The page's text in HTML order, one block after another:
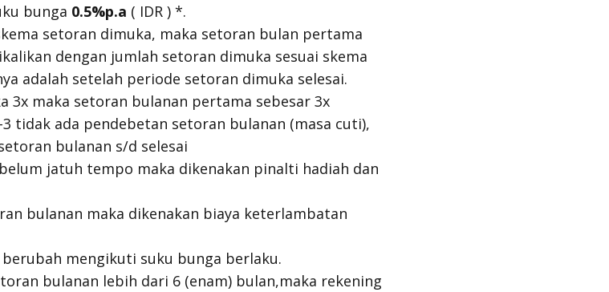
bunga 0.5%p.a ( IDR ) *.
setoran dimuka, maka setoran bulan pertama
dengan jumlah setoran dimuka sesuai skema
adalah setelah periode setoran dimuka selesai.
3x maka setoran bulanan pertama sebesar 3x
tidak ada pendebetan setoran bulanan (masa cuti),
bulanan s/d selesai
jatuh tempo maka dikenakan pinalti hadiah dan
bulanan maka dikenakan biaya keterlambatan
mengikuti suku bunga berlaku.
bulanan lebih dari 6 (enam) bulan,maka rekening